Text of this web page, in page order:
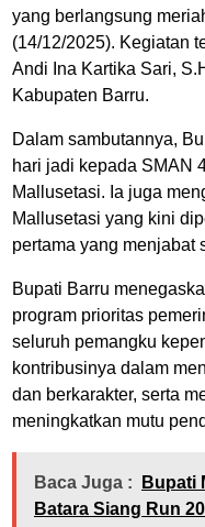
yang berlangsung
(14/12/2025). Kegiatan
Andi Ina Kartika Sari,
Kabupaten Barru.
Dalam sambutannya,
hari jadi kepada SMAN
Mallusetasi. Ia juga
Mallusetasi yang kini
pertama yang menjabat
Bupati Barru
program prioritas
seluruh pemangku
kontribusinya dalam
dan berkarakter, serta
meningkatkan mutu
Baca Juga :
Bupati
Batara Siang Run